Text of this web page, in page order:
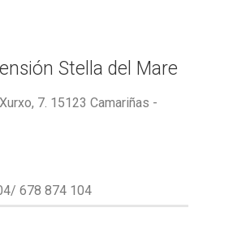
Stella del Mare
7. 15123 Camariñas -
678 874 104